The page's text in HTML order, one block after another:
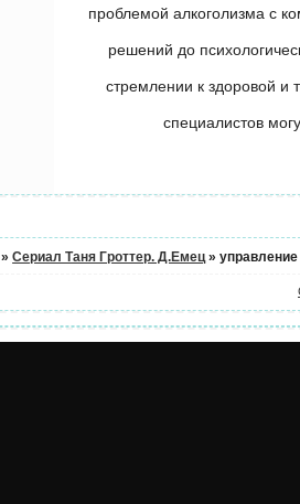
проблемой алкоголизма с
решений до
стремлении к здоровой и
специалистов
»Cериал Таня Гроттер. Д.Емец »